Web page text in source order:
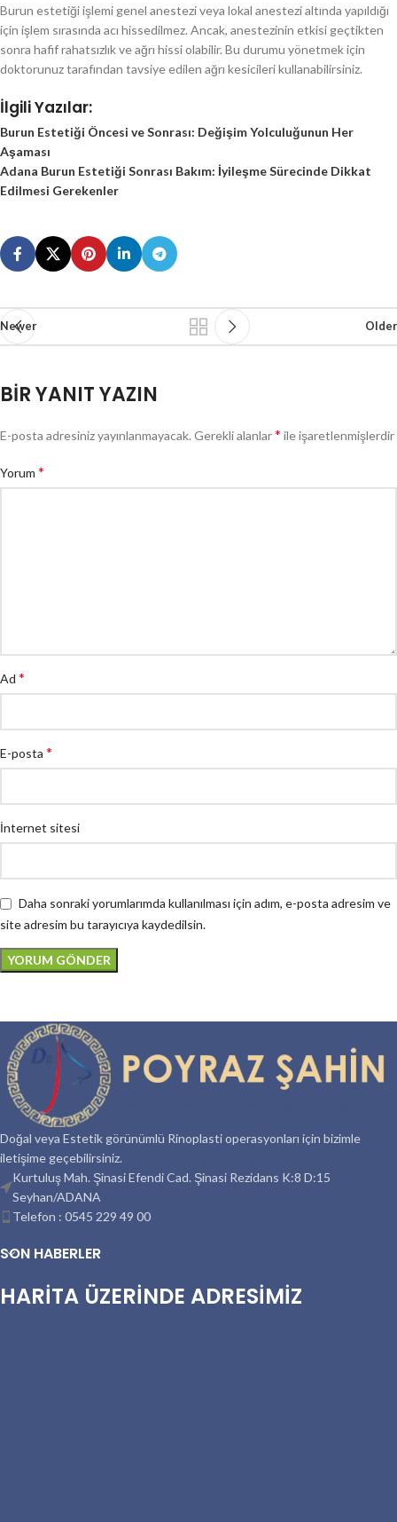
Burun estetiği işlemi genel anestezi veya lokal anestezi altında yapıldığı
için işlem sırasında acı hissedilmez. Ancak, anestezinin etkisi geçtikten
sonra hafif rahatsızlık ve ağrı hissi olabilir. Bu durumu yönetmek için
doktorunuz tarafından tavsiye edilen ağrı kesicileri kullanabilirsiniz.
İlgili Yazılar:
Burun Estetiği Öncesi ve Sonrası: Değişim Yolculuğunun Her
Aşaması
Adana Burun Estetiği Sonrası Bakım: İyileşme Sürecinde Dikkat
Edilmesi Gerekenler
Newer Older
BIR YANIT YAZIN
E-posta adresiniz yayınlanmayacak. Gerekli alanlar* ile işaretlenmişlerdir
Yorum *
Ad *
E-posta *
İnternet sitesi
Daha sonraki yorumlarımda kullanılması için adım, e-posta adresim ve
site adresim bu tarayıcıya kaydedilsin.
Doğal veya Estetik görünümlü Rinoplasti operasyonları için bizimle
iletişime geçebilirsiniz.
Kurtuluş Mah. Şinasi Efendi Cad. Şinasi Rezidans K:8 D:15
Seyhan/ADANA
Telefon : 0545 229 49 00
SON HABERLER
HARİTA ÜZERİNDE ADRESİMİZ